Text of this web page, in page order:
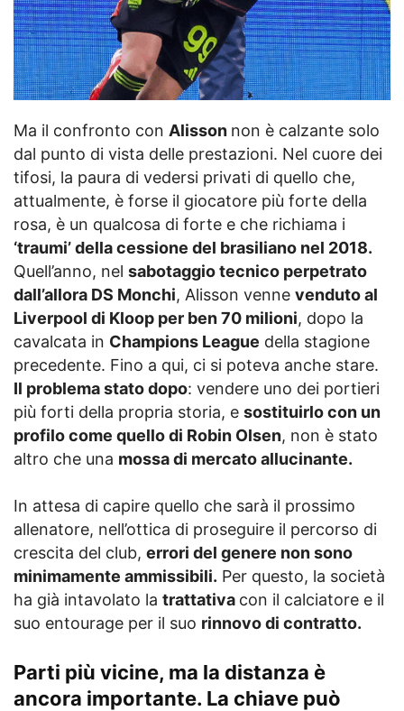
Ma il confronto con Alisson non è calzante solo
dal punto di vista delle prestazioni. Nel cuore dei
tifosi, la paura di vedersi privati di quello che,
attualmente, è forse il giocatore più forte della
rosa, è un qualcosa di forte e che richiama i
‘traumi’ della cessione del brasiliano nel 2018.
Quell’anno, nel sabotaggio tecnico perpetrato
dall’allora DS Monchi, Alisson venne venduto al
Liverpool di Kloop per ben 70 milioni, dopo la
cavalcata in Champions League della stagione
precedente. Fino a qui, ci si poteva anche stare.
Il problema stato dopo: vendere uno dei portieri
più forti della propria storia, e sostituirlo con un
profilo come quello di Robin Olsen, non è stato
altro che una mossa di mercato allucinante.
In attesa di capire quello che sarà il prossimo
allenatore, nell’ottica di proseguire il percorso di
crescita del club, errori del genere non sono
minimamente ammissibili. Per questo, la società
ha già intavolato la trattativa con il calciatore e il
suo entourage per il suo rinnovo di contratto.
Parti più vicine, ma la distanza è
ancora importante. La chiave può